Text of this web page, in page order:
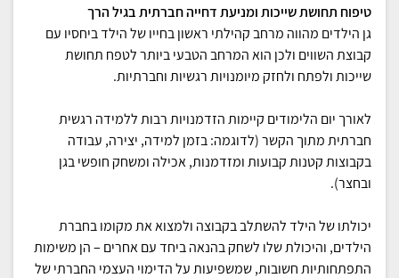
טיפוח תחושת שייכות ומניעת דחייה חברתית בגיל הרך
גן הילדים מהווה מרחב קהילתי ראשון בחייו של הילד ביחסיו עם
קבוצת השווים ולכן הוא המרחב הטבעי ביותר לטפח תחושת
שייכות ולפתח ולחזק מיומנויות רגשיות וחברתיות.
לאורך יום הלימודים קיימות הזדמנויות רבות ללמידה רגשית
חברתית מתוך הקשר (לדוגמה: בזמן למידה, יצירה, עבודה
בקבוצות קטנות קבועות ומזדמנות, אכילה ומשחק חופשי בגן
ובחצר).
יכולתו של הילד להשתלב בקבוצה ולמצוא את מקומו בחברת
הילדים, והיכולת שלו לשחק בהנאה ביחד עם אחרים – הן משימות
התפתחותיות חשובות, שמשפיעות על הדימוי העצמי החברתי של